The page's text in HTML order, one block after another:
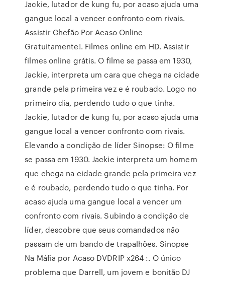
Jackie, lutador de kung fu, por acaso ajuda uma
gangue local a vencer confronto com rivais.
Assistir Chefão Por Acaso Online
Gratuitamente!. Filmes online em HD. Assistir
filmes online grátis. O filme se passa em 1930,
Jackie, interpreta um cara que chega na cidade
grande pela primeira vez e é roubado. Logo no
primeiro dia, perdendo tudo o que tinha.
Jackie, lutador de kung fu, por acaso ajuda uma
gangue local a vencer confronto com rivais.
Elevando a condição de lí­der Sinopse: O filme
se passa em 1930. Jackie interpreta um homem
que chega na cidade grande pela primeira vez
e é roubado, perdendo tudo o que tinha. Por
acaso ajuda uma gangue local a vencer um
confronto com rivais. Subindo a condição de
líder, descobre que seus comandados não
passam de um bando de trapalhões. Sinopse
Na Máfia por Acaso DVDRIP x264 :. O único
problema que Darrell, um jovem e bonitão DJ